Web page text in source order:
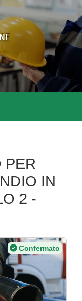
PER
IN
2 -
Confermato